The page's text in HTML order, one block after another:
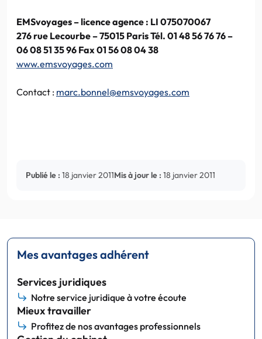
EMSvoyages– licence agence : LI 075070067
276 rue Lecourbe– 75015 Paris Tél. 01 48 56 76 76 –
06 08 51 35 96 Fax 01 56 08 04 38
www.emsvoyages.com
Contact : marc.bonnel@emsvoyages.com
Publié le : 18 janvier 2011Mis à jour le : 18 janvier 2011
Mes avantages adhérent
Services juridiques
Notre service juridique à votre écoute
Mieux travailler
Profitez de nos avantages professionnels